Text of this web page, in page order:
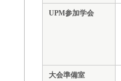
UPM参加学会
大会準備室